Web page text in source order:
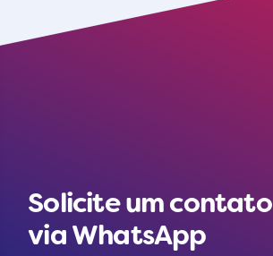
Solicite um contato
via WhatsApp